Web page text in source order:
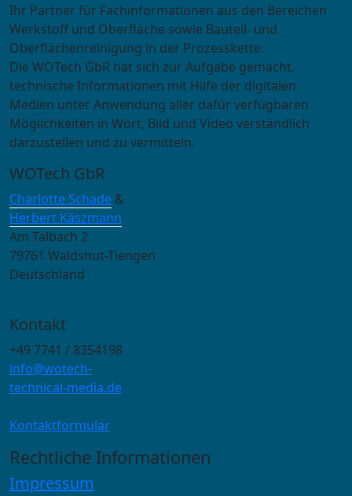
Ihr Partner für Fachinformationen aus den Bereichen
Werkstoff und Oberfläche sowie Bauteil- und
Oberflächenreinigung in der Prozesskette.
Die WOTech GbR hat sich zur Aufgabe gemacht,
technische Informationen mit Hilfe der digitalen
Medien unter Anwendung aller dafür verfügbaren
Möglichkeiten in Wort, Bild und Video verständlich
darzustellen und zu vermitteln.
WOTech GbR
Charlotte Schade &
Herbert Käszmann
Am Talbach 2
79761 Waldshut-Tiengen
Deutschland
Kontakt
+49 7741 / 8354198
info@wotech-
technical-media.de
Kontaktformular
Rechtliche Informationen
Impressum